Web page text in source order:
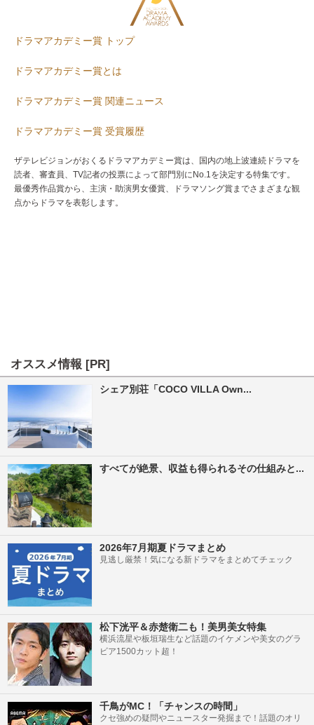
ドラマアカデミー賞 トップ
ドラマアカデミー賞とは
ドラマアカデミー賞 関連ニュース
ドラマアカデミー賞 受賞履歴
ザテレビジョンがおくるドラマアカデミー賞は、国内の地上波連続ドラマを
読者、審査員、TV記者の投票によって部門別にNo.1を決定する特集です。
最優秀作品賞から、主演・助演男女優賞、ドラマソング賞までさまざまな観
点からドラマを表彰します。
オススメ情報 [PR]
シェア別荘「COCO VILLA Own...
すべてが絶景、収益も得られるその仕組みと...
2026年7月期夏ドラマまとめ
見逃し厳禁！気になる新ドラマをまとめてチェック
松下洸平＆赤楚衛二も！美男美女特集
横浜流星や板垣瑞生など話題のイケメンや美女のグラ
ビア1500カット超！
千鳥がMC！「チャンスの時間」
クセ強めの疑問やニュースター発掘まで！話題のオリ